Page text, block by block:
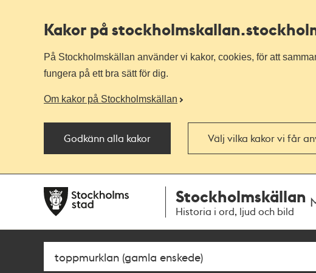
Kakor på stockholmskallan
På Stockholmskällan använder vi kakor, cookies, för att
fungera på ett bra sätt för dig.
Om kakor på Stockholmskällan
Godkänn alla kakor Välj vilka kakor vi får
navigationen
huvudinnehållet
Stockholmskällan
Historia i ord, ljud och bild
Sök